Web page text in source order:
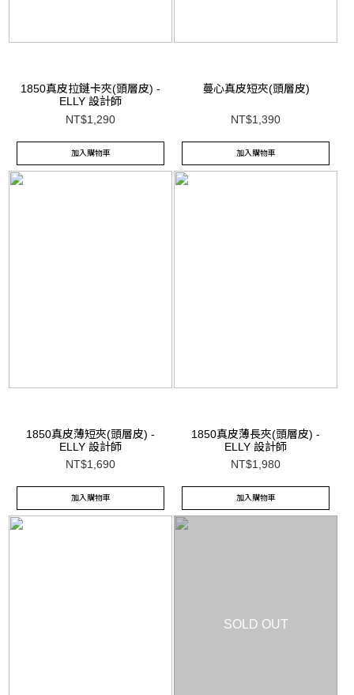
1850真皮拉鏈卡夾(頭層皮) -
ELLY 設計師
NT$1,290
加入購物車
蔓心真皮短夾(頭層皮)
NT$1,390
加入購物車
1850真皮薄短夾(頭層皮) -
ELLY 設計師
NT$1,690
加入購物車
1850真皮薄長夾(頭層皮) -
ELLY 設計師
NT$1,980
加入購物車
SOLD OUT